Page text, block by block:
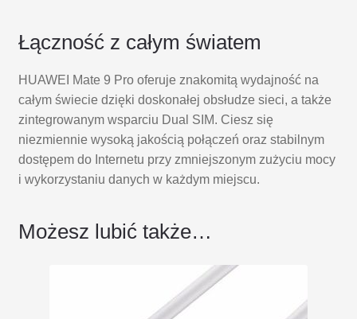
Łączność z całym światem
HUAWEI Mate 9 Pro oferuje znakomitą wydajność na
całym świecie dzięki doskonałej obsłudze sieci, a także
zintegrowanym wsparciu Dual SIM. Ciesz się
niezmiennie wysoką jakością połączeń oraz stabilnym
dostępem do Internetu przy zmniejszonym zużyciu mocy
i wykorzystaniu danych w każdym miejscu.
Możesz lubić także…